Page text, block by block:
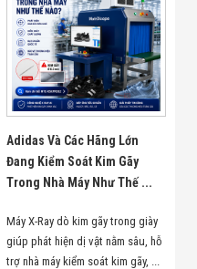
Adidas Và Các Hãng Lớn
Đang Kiểm Soát Kim Gãy
Trong Nhà Máy Như Thế ...
Máy X-Ray dò kim gãy trong giày
giúp phát hiện dị vật nằm sâu, hỗ
trợ nhà máy kiểm soát kim gãy, ...